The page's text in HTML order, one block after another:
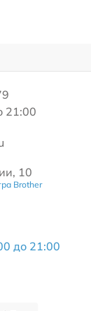
21:00
10
Brother
до 21:00